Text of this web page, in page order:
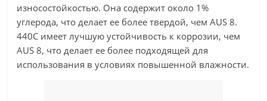
износостойкостью. Она содержит около 1%
углерода, что делает ее более твердой, чем AUS 8.
440C имеет лучшую устойчивость к коррозии, чем
AUS 8, что делает ее более подходящей для
использования в условиях повышенной влажности.